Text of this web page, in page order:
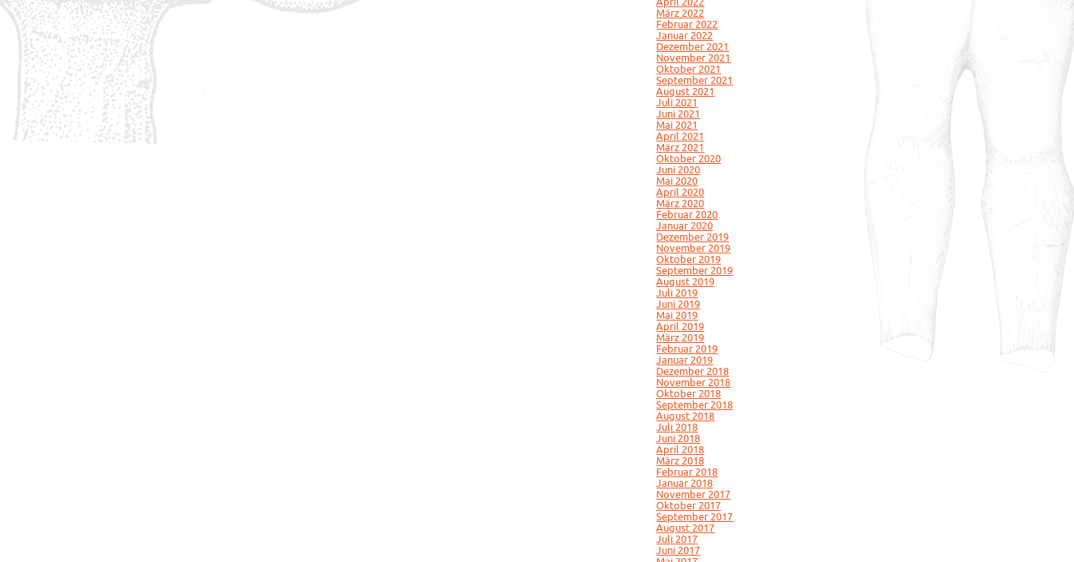
März 2022
Februar 2022
Januar 2022
Dezember 2021
November 2021
Oktober 2021
September 2021
August 2021
Juli 2021
Juni 2021
Mai 2021
April 2021
März 2021
Oktober 2020
Juni 2020
Mai 2020
April 2020
März 2020
Februar 2020
Januar 2020
Dezember 2019
November 2019
Oktober 2019
September 2019
August 2019
Juli 2019
Juni 2019
Mai 2019
April 2019
März 2019
Februar 2019
Januar 2019
Dezember 2018
November 2018
Oktober 2018
September 2018
August 2018
Juli 2018
Juni 2018
April 2018
März 2018
Februar 2018
Januar 2018
November 2017
Oktober 2017
September 2017
August 2017
Juli 2017
Juni 2017